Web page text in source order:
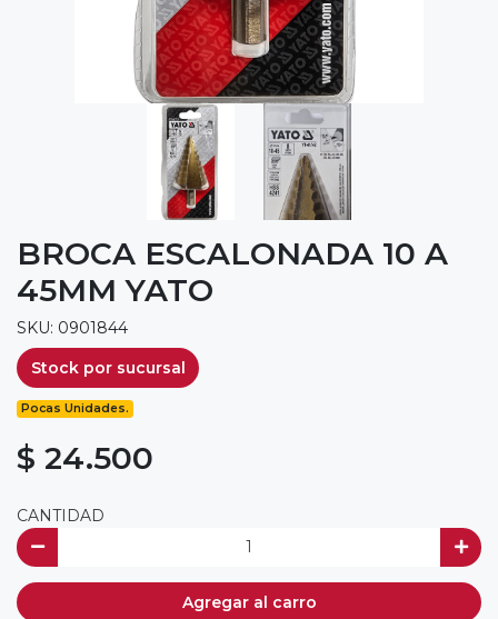
BROCA ESCALONADA 10 A
45MM YATO
SKU: 0901844
Stock por sucursal
Pocas Unidades.
$ 24.500
CANTIDAD
Agregar al carro